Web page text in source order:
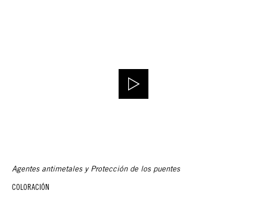
Agentes antimetales y Protección de los puentes
COLORACIÓN